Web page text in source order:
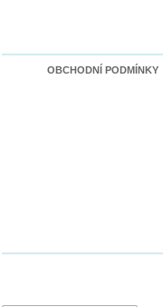
OBCHODNÍ PODMÍNKY